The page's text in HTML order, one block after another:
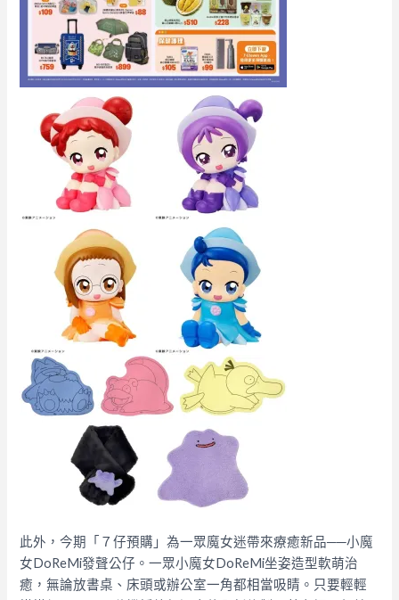
此外，今期「７仔預購」為一眾魔女迷帶來療癒新品──小魔
女DoReMi發聲公仔。一眾小魔女DoReMi坐姿造型軟萌治
癒，無論放書桌、床頭或辦公室一角都相當吸睛。只要輕輕